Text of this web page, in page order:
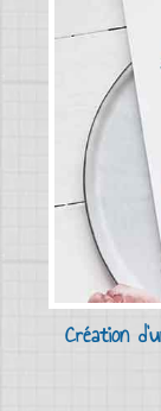
Création